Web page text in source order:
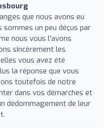
que nous avons eu
sommes un peu déçus par
nous vous l'avons
sincèrement les
vous avez été
la réponse que vous
toutefois de notre
dans vos démarches et
dédommagement de leur